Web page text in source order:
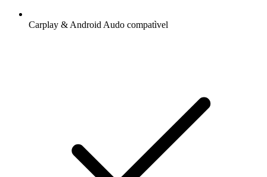
Carplay & Android Audo compatìvel